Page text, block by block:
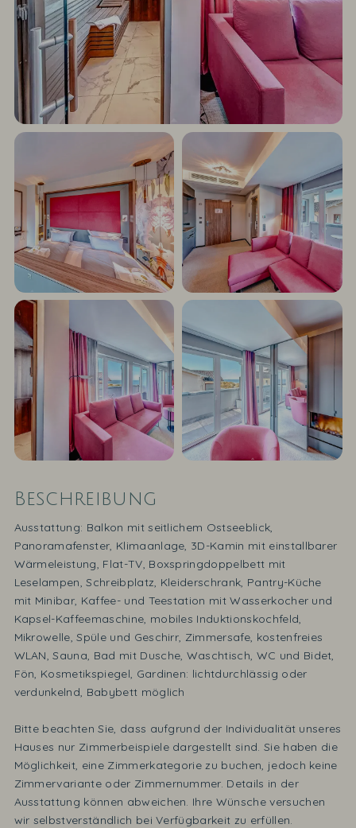
Beschreibung
Ausstattung: Balkon mit seitlichem Ostseeblick,
Panoramafenster, Klimaanlage, 3D-Kamin mit einstallbarer
Wärmeleistung, Flat-TV, Boxspringdoppelbett mit
Leselampen, Schreibplatz, Kleiderschrank, Pantry-Küche
mit Minibar, Kaffee- und Teestation mit Wasserkocher und
Kapsel-Kaffeemaschine, mobiles Induktionskochfeld,
Mikrowelle, Spüle und Geschirr, Zimmersafe, kostenfreies
WLAN, Sauna, Bad mit Dusche, Waschtisch, WC und Bidet,
Fön, Kosmetikspiegel, Gardinen: lichtdurchlässig oder
verdunkelnd, Babybett möglich
Bitte beachten Sie, dass aufgrund der Individualität unseres
Hauses nur Zimmerbeispiele dargestellt sind. Sie haben die
Möglichkeit, eine Zimmerkategorie zu buchen, jedoch keine
Zimmervariante oder Zimmernummer. Details in der
Ausstattung können abweichen. Ihre Wünsche versuchen
wir selbstverständlich bei Verfügbarkeit zu erfüllen.